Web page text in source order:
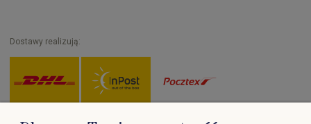
Dostawy realizują: